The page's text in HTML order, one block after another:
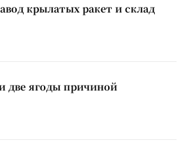
крылатых ракет и склад
две ягоды причиной